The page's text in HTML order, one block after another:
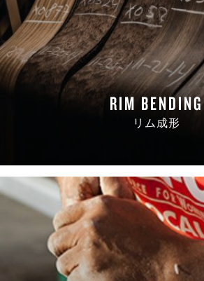
RIM BENDING
リム成形